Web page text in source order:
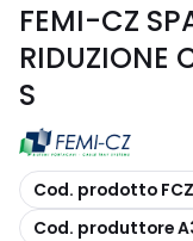
FEMI-CZ
RIDUZIONE
S
copia
Cod. prodotto
copia
Cod. produttore